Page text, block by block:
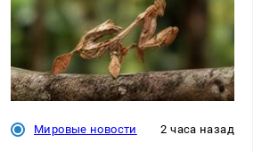
Мировые новости 2 часа назад